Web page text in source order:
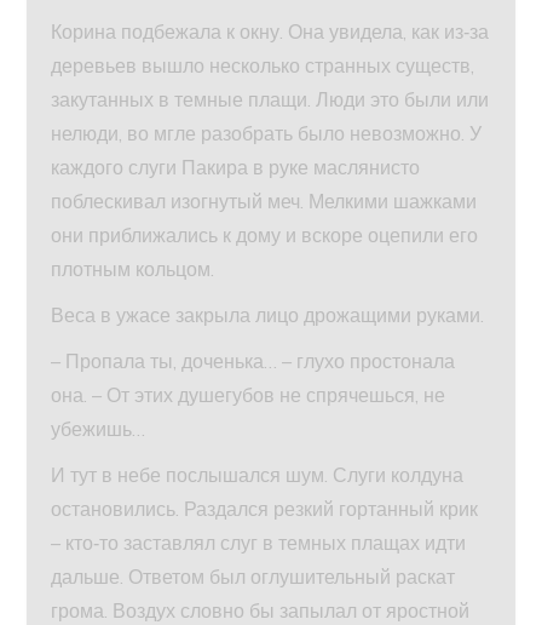
Корина подбежала к окну. Она увидела, как из‑за
деревьев вышло несколько странных существ,
закутанных в темные плащи. Люди это были или
нелюди, во мгле разобрать было невозможно. У
каждого слуги Пакира в руке маслянисто
поблескивал изогнутый меч. Мелкими шажками
они приближались к дому и вскоре оцепили его
плотным кольцом.
Веса в ужасе закрыла лицо дрожащими руками.
– Пропала ты, доченька… – глухо простонала
она. – От этих душегубов не спрячешься, не
убежишь…
И тут в небе послышался шум. Слуги колдуна
остановились. Раздался резкий гортанный крик
– кто‑то заставлял слуг в темных плащах идти
дальше. Ответом был оглушительный раскат
грома. Воздух словно бы запылал от яростной